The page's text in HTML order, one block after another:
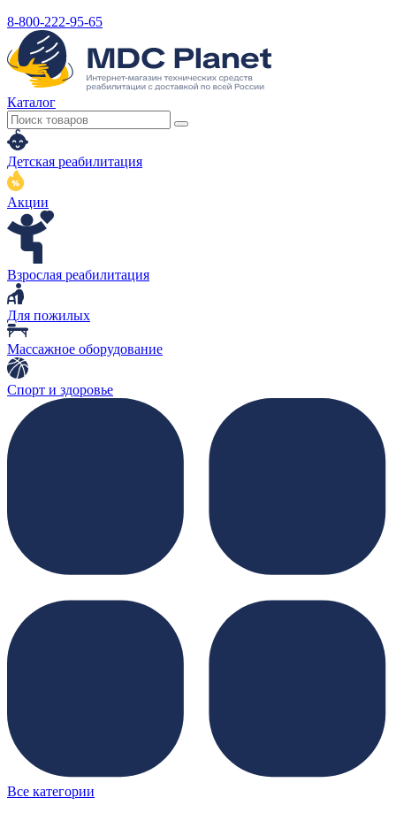
8-800-222-95-65
Каталог
Детская реабилитация
Акции
Взрослая реабилитация
Для пожилых
Массажное оборудование
Спорт и здоровье
Все категории